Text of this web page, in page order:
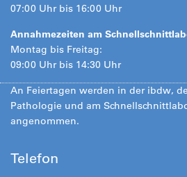
07:00 Uhr bis 16:00 Uhr
Annahmezeiten am
Montag bis Freitag:
09:00 Uhr bis 14:30 Uhr
An Feiertagen werden in der ibdw,
Pathologie und am
angenommen.
Telefon